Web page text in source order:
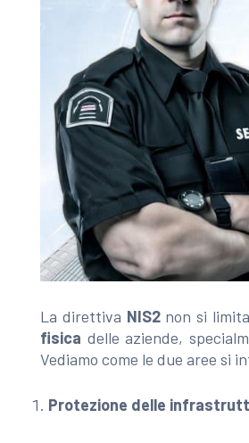
La direttiva NIS2non si
fisica delle aziende,
Vediamo come le due aree si
Protezione delle